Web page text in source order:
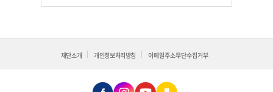
재단소개 개인정보처리방침 이메일주소무단수집거부